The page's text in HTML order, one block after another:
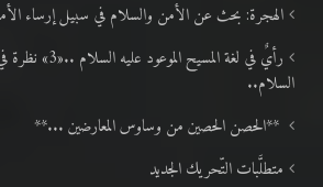
الهجرة: بحث عن الأمن والسلام في سبيل إرساء
رأيٌ في لغة المسيح
السلام..
**الحصن الحصين من وساوس المعارضين ...**
متطلَّبات التّحريك الجديد